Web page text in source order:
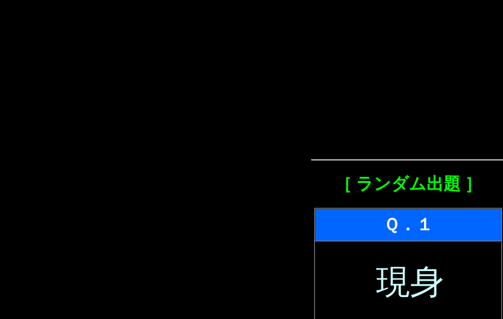
［ ランダム出題 ］
Ｑ．１
現身